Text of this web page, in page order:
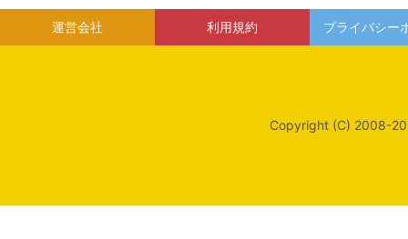
運営会社 利用規約 プライバシー
Copyright (C) 2008-